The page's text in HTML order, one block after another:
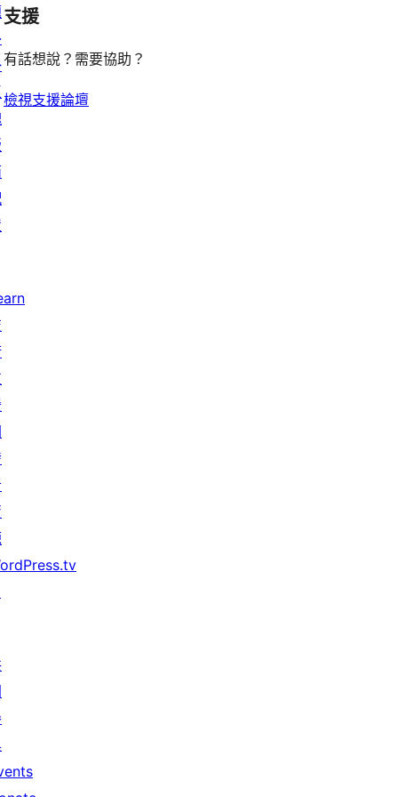
reviews
支援
有話想說？需要協助？
檢視支援論壇